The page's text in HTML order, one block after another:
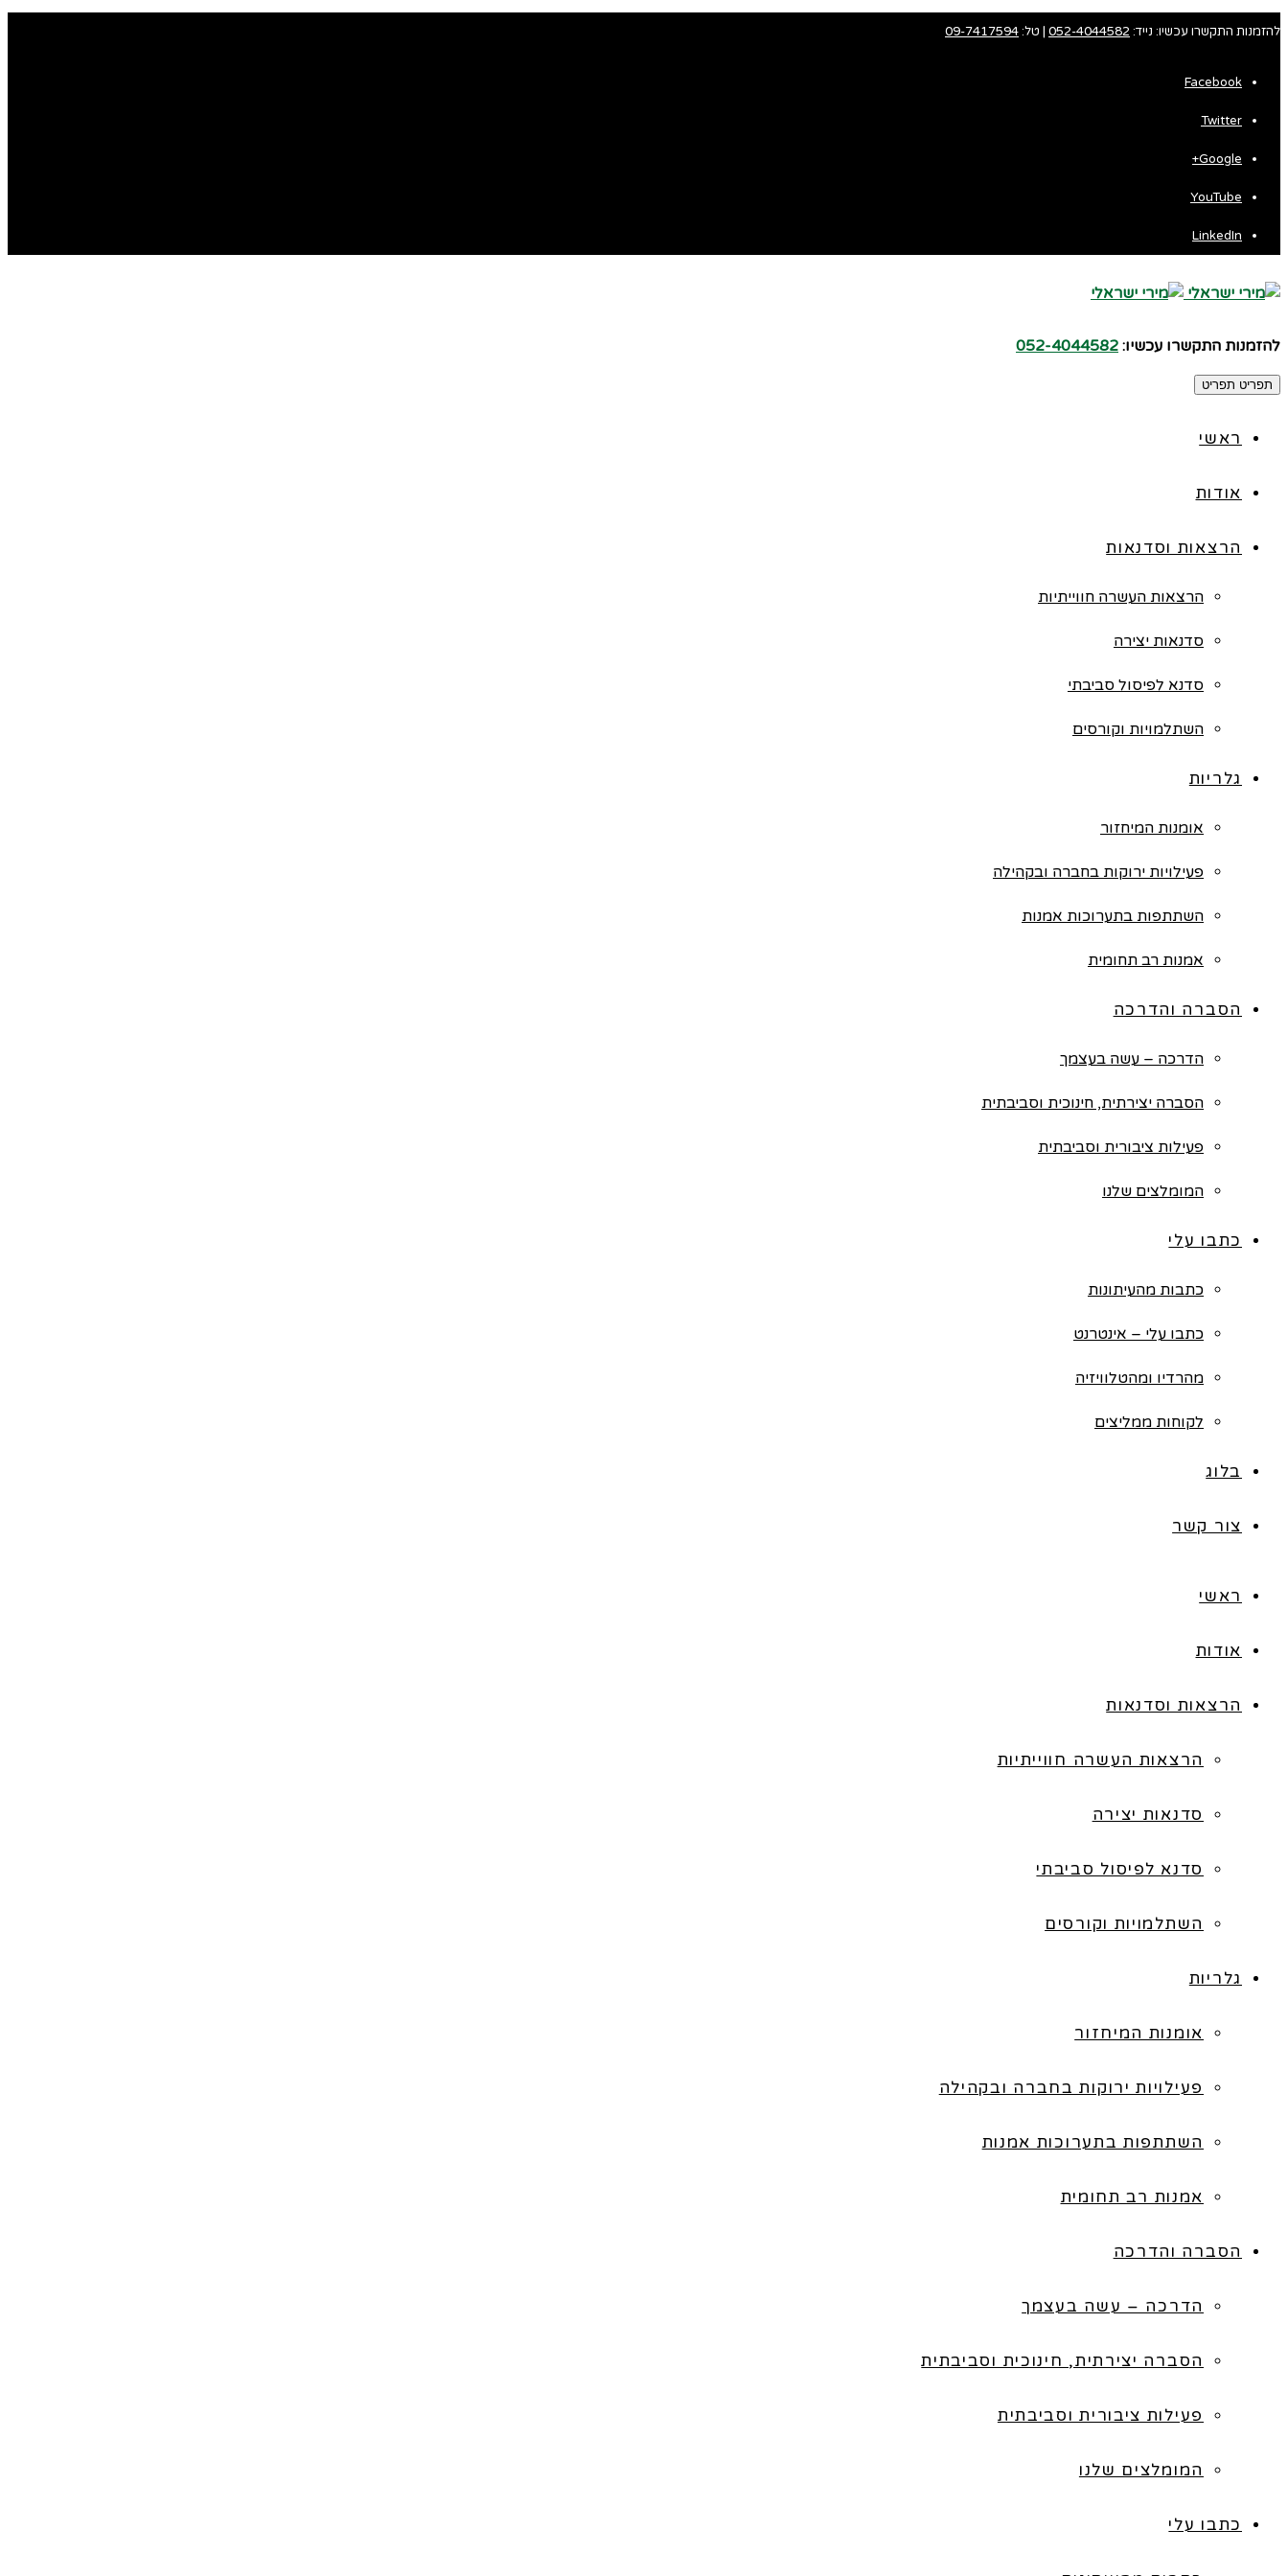
להזמנות התקשרו עכשיו: נייד: 052-4044582 | טל:09-7417594
Facebook
Twitter
Google+
YouTube
LinkedIn
להזמנות התקשרו עכשיו: 052-4044582
תפריט תפריט
ראשי
אודות
הרצאות וסדנאות
הרצאות העשרה חווייתיות
סדנאות יצירה
סדנא לפיסול סביבתי
השתלמויות וקורסים
גלריות
אומנות המיחזור
פעילויות ירוקות בחברה ובקהילה
השתתפות בתערוכות אמנות
אמנות רב תחומית
הסברה והדרכה
הדרכה – עשה בעצמך
הסברה יצירתית, חינוכית וסביבתית
פעילות ציבורית וסביבתית
המומלצים שלנו
כתבו עלי
כתבות מהעיתונות
כתבו עלי – אינטרנט
מהרדיו ומהטלוויזיה
לקוחות ממליצים
בלוג
צור קשר
ראשי
אודות
הרצאות וסדנאות
הרצאות העשרה חווייתיות
סדנאות יצירה
סדנא לפיסול סביבתי
השתלמויות וקורסים
גלריות
אומנות המיחזור
פעילויות ירוקות בחברה ובקהילה
השתתפות בתערוכות אמנות
אמנות רב תחומית
הסברה והדרכה
הדרכה – עשה בעצמך
הסברה יצירתית, חינוכית וסביבתית
פעילות ציבורית וסביבתית
המומלצים שלנו
כתבו עלי